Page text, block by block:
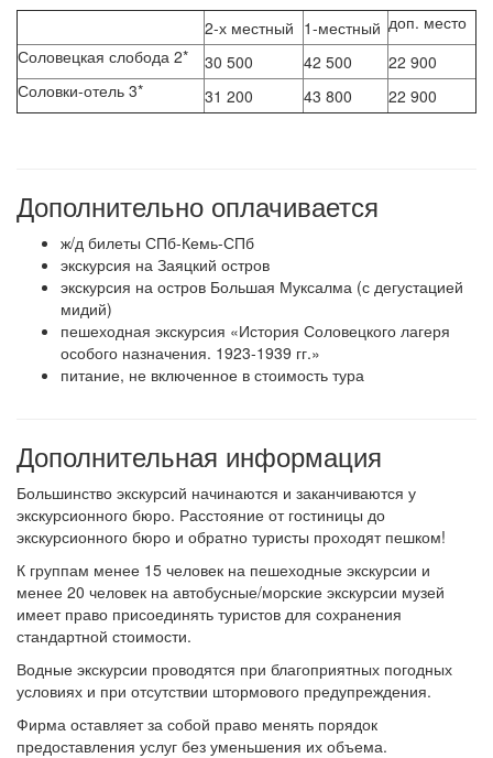
2-х местный 1-местный доп. место
Соловецкая слобода 2*
30 500 42 500
22 900
Соловки-отель 3*
31 200 43 800 22 900
Дополнительно оплачивается
ж/д билеты СПб-Кемь-СПб
экскурсия на Заяцкий остров
экскурсия на остров Большая Муксалма (с дегустацией
мидий)
пешеходная экскурсия «История Соловецкого лагеря
особого назначения. 1923-1939 гг.»
питание, не включенное в стоимость тура
Дополнительная информация
Большинство экскурсий начинаются и заканчиваются у
экскурсионного бюро. Расстояние от гостиницы до
экскурсионного бюро и обратно туристы проходят пешком!
К группам менее 15 человек на пешеходные экскурсии и
менее 20 человек на автобусные/морские экскурсии музей
имеет право присоединять туристов для сохранения
стандартной стоимости.
Водные экскурсии проводятся при благоприятных погодных
условиях и при отсутствии штормового предупреждения.
Фирма оставляет за собой право менять порядок
предоставления услуг без уменьшения их объема.